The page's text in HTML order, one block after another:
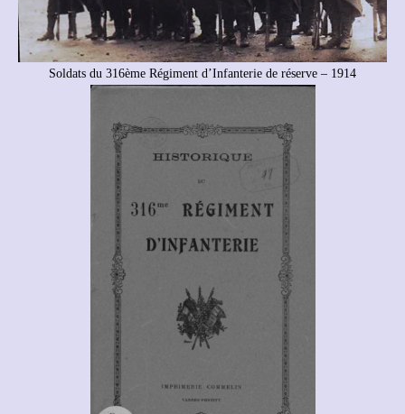
Soldats du 316ème Régiment d’Infanterie de réserve – 1914